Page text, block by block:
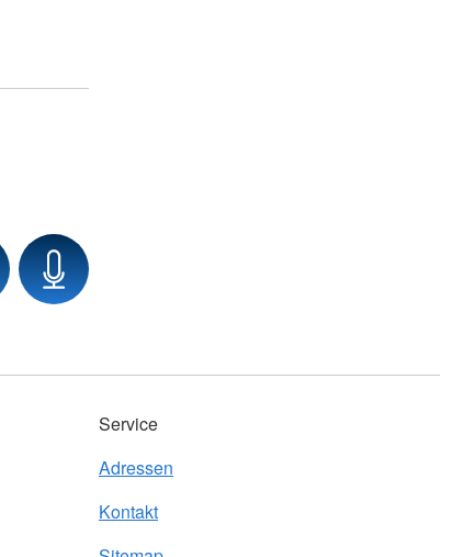
Service
Adressen
Kontakt